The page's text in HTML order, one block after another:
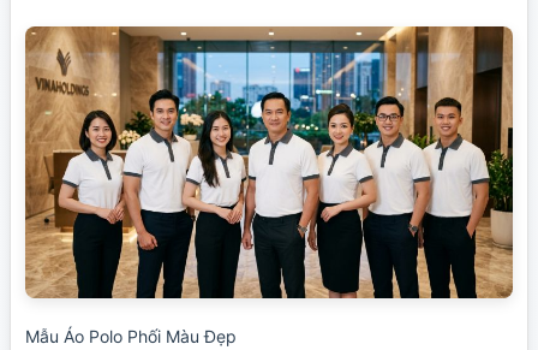
Mẫu Áo Polo Phối Màu Đẹp